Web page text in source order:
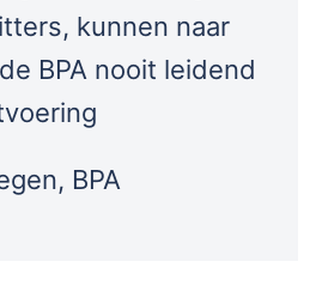
kunnen naar
BPA nooit leidend
BPA